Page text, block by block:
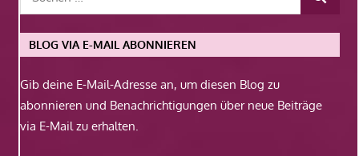
BLOG VIA E-MAIL ABONNIEREN
Gib deine E-Mail-Adresse an, um diesen Blog zu
abonnieren und Benachrichtigungen über neue Beiträge
via E-Mail zu erhalten.